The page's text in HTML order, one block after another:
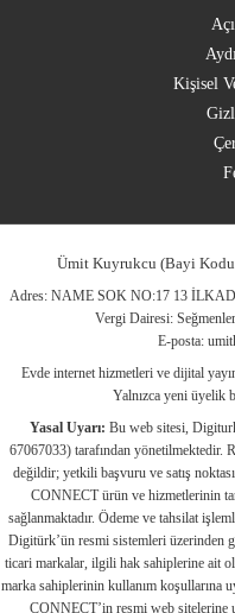
Kişisel
Ümit Kuyrukcu (Bayi
Adres: NAME SOK NO:17 13
Vergi Dairesi:
E-posta:
Evde internet hizmetleri ve dijital
Yalnızca yeni üyelik
Yasal Uyarı: Bu web sitesi,
67067033) tarafından
değildir; yetkili başvuru ve satış
CONNECT ürün ve hizmetlerinin
sağlanmaktadır. Ödeme ve tahsilat
Digitürk’ün resmi sistemleri üzerinden
ticari markalar, ilgili hak sahiplerine ait
marka sahiplerinin kullanım koşullarına
CONNECT’in resmi web sitelerine